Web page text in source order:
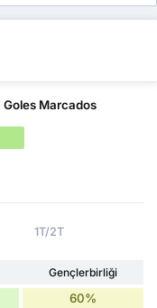
Goles Marcados
1T/2T
Gençlerbirliği
60%